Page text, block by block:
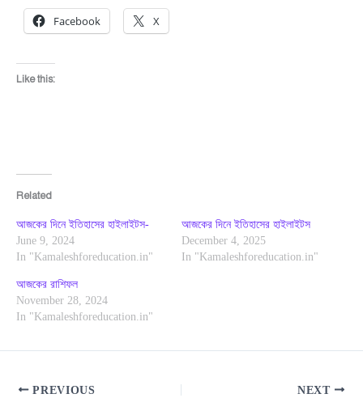
Facebook X
Like this:
Related
আজকের দিনে ইতিহাসের হাইলাইটস-
June 9, 2024
In "Kamaleshforeducation.in"
আজকের দিনে ইতিহাসের হাইলাইটস
December 4, 2025
In "Kamaleshforeducation.in"
আজকের রাশিফল
November 28, 2024
In "Kamaleshforeducation.in"
PREVIOUS NEXT